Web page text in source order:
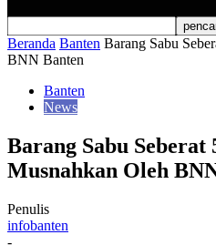
Beranda Banten Barang Sabu
BNN Banten
Banten
News
Barang Sabu Seberat
Musnahkan Oleh
Penulis
infobanten
-